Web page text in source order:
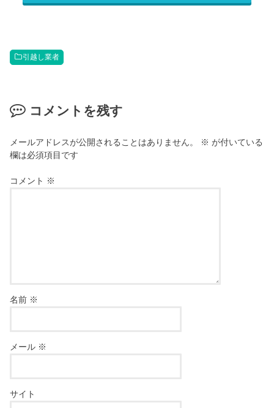
引越し業者
コメントを残す
メールアドレスが公開されることはありません。 ※ が付いている
欄は必須項目です
コメント ※
名前 ※
メール ※
サイト